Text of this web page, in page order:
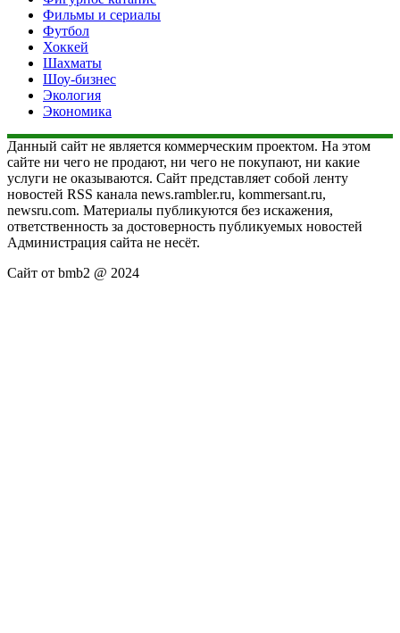
Фильмы и сериалы
Футбол
Хоккей
Шахматы
Шоу-бизнес
Экология
Экономика
Данный сайт не является коммерческим проектом. На этом
сайте ни чего не продают, ни чего не покупают, ни какие
услуги не оказываются. Сайт представляет собой ленту
новостей RSS канала news.rambler.ru, kommersant.ru,
newsru.com. Материалы публикуются без искажения,
ответственность за достоверность публикуемых новостей
Администрация сайта не несёт.
Сайт от bmb2 @ 2024